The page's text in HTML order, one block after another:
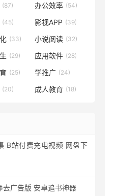
(87) 办公效率 (54)
(45) 影视APP (39)
(33) 小说阅读 (32)
(29) 应用软件 (28)
(25) 学推广 (24)
(20) 成人教育 (18)
B站付费充电视频 网盘下
广告版 安卓追书神器